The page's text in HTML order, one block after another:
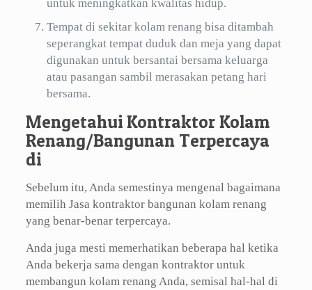
untuk meningkatkan kwalitas hidup.
Tempat di sekitar kolam renang bisa ditambah
seperangkat tempat duduk dan meja yang dapat
digunakan untuk bersantai bersama keluarga
atau pasangan sambil merasakan petang hari
bersama.
Mengetahui Kontraktor Kolam
Renang/Bangunan Terpercaya
di
Sebelum itu, Anda semestinya mengenal bagaimana
memilih Jasa kontraktor bangunan kolam renang
yang benar-benar terpercaya.
Anda juga mesti memerhatikan beberapa hal ketika
Anda bekerja sama dengan kontraktor untuk
membangun kolam renang Anda, semisal hal-hal di